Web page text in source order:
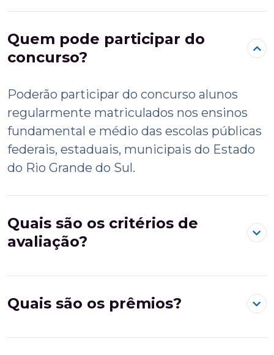
Quem pode participar do
concurso?
Poderão participar do concurso alunos
regularmente matriculados nos ensinos
fundamental e médio das escolas públicas
federais, estaduais, municipais do Estado
do Rio Grande do Sul.
Quais são os critérios de
avaliação?
Quais são os prêmios?